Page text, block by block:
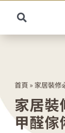
content
Toggle
Navigation
Search
首頁 » 家居裝修
家居裝
甲醛傢